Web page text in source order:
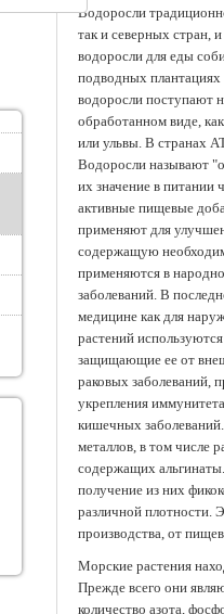
Водоросли
так и северных стран,
водоросли для еды
подводных
водоросли поступают
обработанном виде,
или ульвы. В странах
Водоросли называют
их значение в питании
активные пищевые
применяют для
содержащую
применяются в
заболеваний. В
медицине как для
растений
защищающие ее от
раковых заболеваний,
укрепления
кишечных
металлов, в том числе
содержащих
получение из них
различной плотности.
производства, от
Морские растения
Прежде всего они
количество азота,